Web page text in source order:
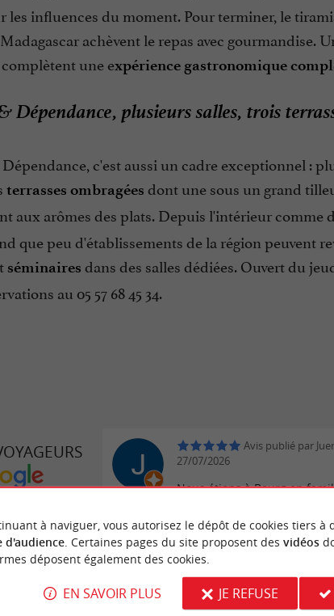
les influences du moment. Pour terminer, le
achèvent le repas avec gourmandise.
une expérience gastronomique
Dépendance, plusieurs salles, trois
c'est aussi un cadre exceptionnel :
terrasses ombragées dont une sous un grand
aux arômes des plats. Depuis l'intérieur comme
que peu d'établissements de la région peuvent
séminaires dans des salles dédiées. Ouvert du
au 05 57 68 45 34.
Avis publié par
27/07/2026
Nous étions à Bourg en
Dépendance. Le service
chaleureux et attentionné, et
plats ainsi que le rapport
étaient excellents. Nous
terrasse, avec vue sur
Gironde. Mais le point fort
à naviguer, vous autorisez le dépôt de cookies tiers à
d'audience. Certaines pages du site proposent des vidéos
déposent également des cookies.
EN SAVOIR PLUS JE REFUSE